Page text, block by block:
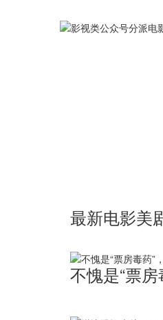
最新电影美
不愧是“票